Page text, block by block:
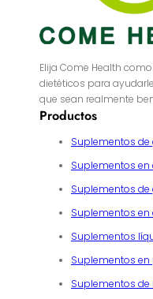
Elija Come Health
dietéticos para
que sean realmente
Productos
Suplementos
Suplementos
Suplementos
Suplementos
Suplementos
Suplementos en
Suplementos de